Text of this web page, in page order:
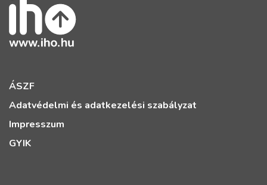
ÁSZF
Adatvédelmi és adatkezelési szabályzat
Impresszum
GYIK